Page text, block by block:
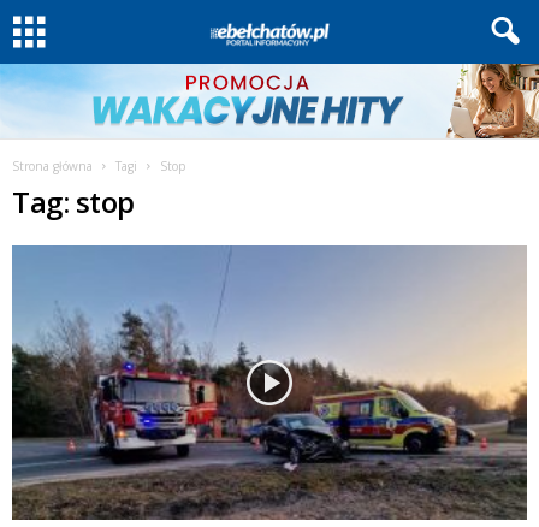
Strona główna Tagi Stop
Tag: stop